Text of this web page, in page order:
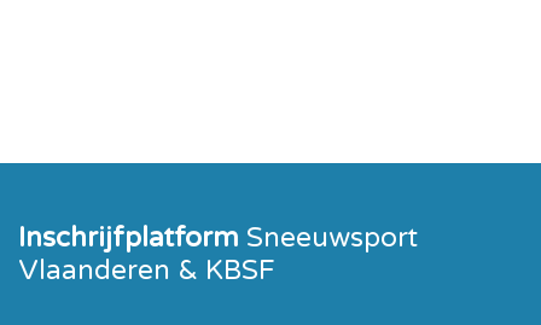
Inschrijfplatform Sneeuwsport
Vlaanderen & KBSF